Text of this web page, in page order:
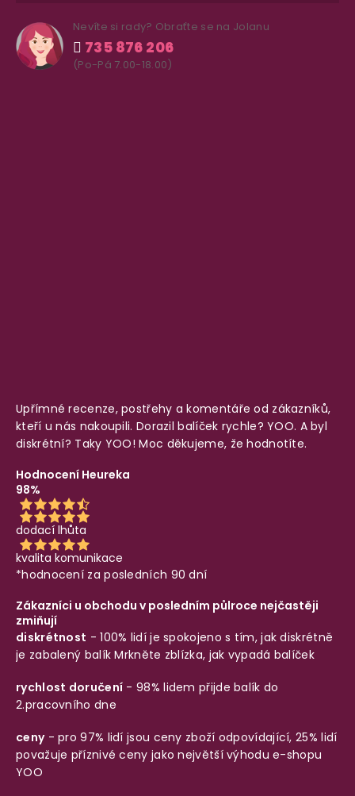
Nevíte si rady? Obraťte se na Jolanu
735 876 206
(Po-Pá 7.00-18.00)
Upřímné recenze, postřehy a komentáře od zákazníků,
kteří u nás nakoupili. Dorazil balíček rychle? YOO. A byl
diskrétní? Taky YOO! Moc děkujeme, že hodnotíte.
Hodnocení Heureka
98%
dodací lhůta
kvalita komunikace
*hodnocení za posledních 90 dní
Zákazníci u obchodu v posledním půlroce nejčastěji
zmiňují
diskrétnost - 100% lidí je spokojeno s tím, jak diskrétně
je zabalený balíkMrkněte zblízka, jak vypadá balíček
rychlost doručení - 98% lidem přijde balík do
2.pracovního dne
ceny- pro 97% lidí jsou ceny zboží odpovídající, 25% lidí
považuje příznivé ceny jako největší výhodu e-shopu
YOO